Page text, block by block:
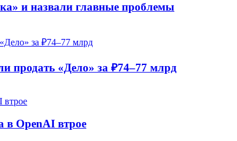
и назвали главные проблемы
продать «Дело» за ₽74–77 млрд
в OpenAI втрое